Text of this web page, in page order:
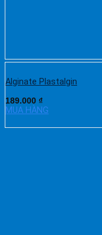
Alginate Plastalgin
189.000 ₫
MUA HÀNG